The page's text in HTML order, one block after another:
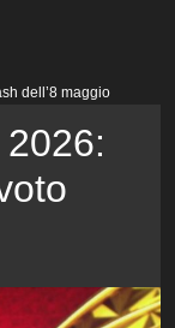
dell’8 maggio